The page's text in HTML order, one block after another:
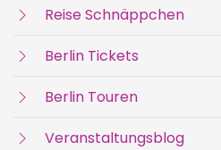
Reise Schnäppchen
Berlin Tickets
Berlin Touren
Veranstaltungsblog